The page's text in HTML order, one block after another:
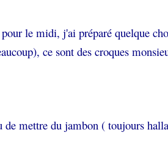
le midi, j'ai préparé quelque
ce sont des croques
de mettre du jambon ( toujours